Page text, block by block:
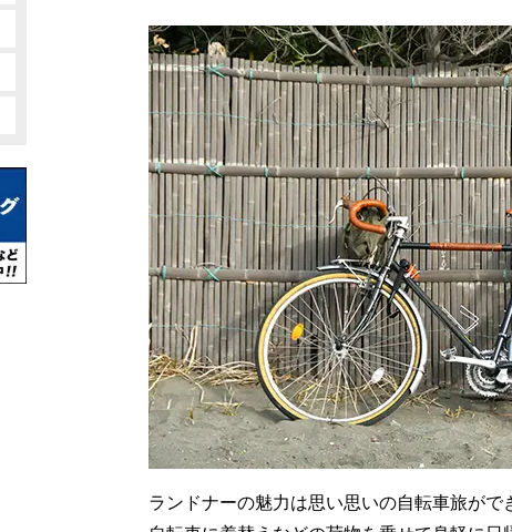
ランドナーとロードバイクの違いは？
ランドナーは普段使いにも便利！街乗りでのメリ
ランドナーの選び方｜ラインナップから選ぼう
【ツーリングや普段使いに】ランドナーのおすす
ランドナーの人気メーカー｜ ARAYA（アラヤ）
ランドナーのほかにも！ツーリングにおすすめの
1.ツーリングバイク
2.グラベルロード
3.マウンテンバイク
4.折りたたみ自転車
まとめ｜ランドナーで楽しく快適な自転車旅を楽
ランドナーのよくあるQ&A
ランドナーの魅力は思い思いの自転車旅がで